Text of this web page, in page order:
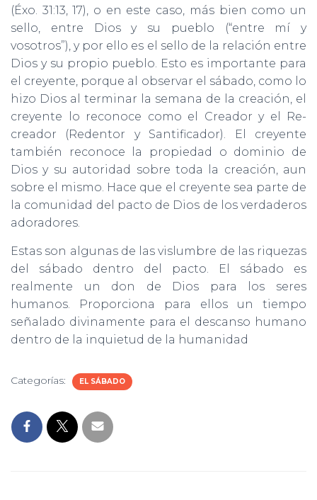
(Éxo. 31:13, 17), o en este caso, más bien como un
sello, entre Dios y su pueblo (“entre mí y
vosotros”), y por ello es el sello de la relación entre
Dios y su propio pueblo. Esto es importante para
el creyente, porque al observar el sábado, como lo
hizo Dios al terminar la semana de la creación, el
creyente lo reconoce como el Creador y el Re-
creador (Redentor y Santificador). El creyente
también reconoce la propiedad o dominio de
Dios y su autoridad sobre toda la creación, aun
sobre el mismo. Hace que el creyente sea parte de
la comunidad del pacto de Dios de los verdaderos
adoradores.
Estas son algunas de las vislumbre de las riquezas
del sábado dentro del pacto. El sábado es
realmente un don de Dios para los seres
humanos. Proporciona para ellos un tiempo
señalado divinamente para el descanso humano
dentro de la inquietud de la humanidad
Categorías: EL SÁBADO